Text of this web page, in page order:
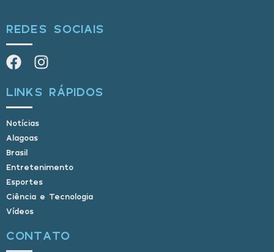
REDES SOCIAIS
LINKS RÁPIDOS
Notícias
Alagoas
Brasil
Entretenimento
Esportes
Ciência e Tecnologia
Vídeos
CONTATO